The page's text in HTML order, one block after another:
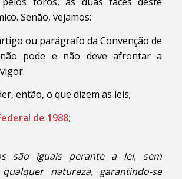
Senão, vejamos:
ou parágrafo da Convenção de
não pode e não deve afrontar a
então, o que dizem as leis;
de 1988;
são iguais perante a lei, sem
natureza, garantindo-se